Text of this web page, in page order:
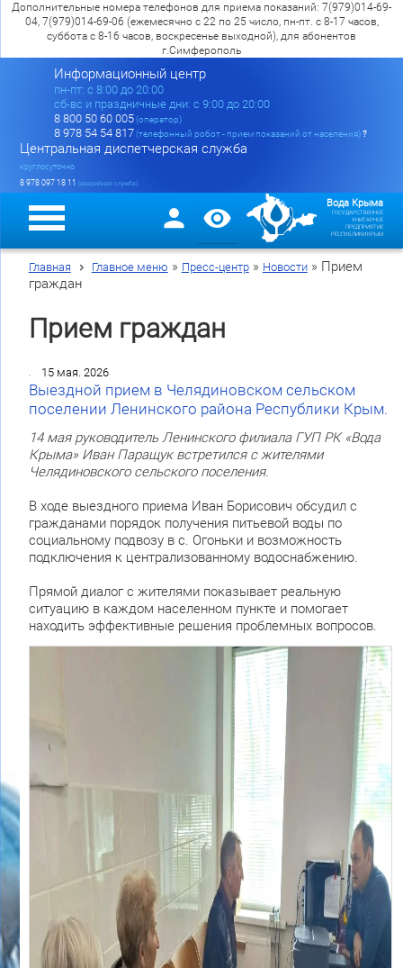
Дополнительные номера телефонов для приема показаний: 7(979)014-69-
04, 7(979)014-69-06 (ежемесячно с 22 по 25 число, пн-пт. с 8-17 часов,
суббота с 8-16 часов, воскресенье выходной), для абонентов
г.Симферополь
Информационный центр
пн-пт: c 8:00 до 20:00
сб-вс и праздничные дни: с 9:00 до 20:00
8 800 50 60 005(оператор)
8 978 54 54 817(телефонный робот - прием показаний от населения)?
Центральная диспетчерская служба
круглосуточно
8 978 097 18 11 (аварийная служба)
Вода Крыма
ГОСУДАРСТВЕННОЕ
УНИТАРНОЕ
ПРЕДПРИЯТИЕ
РЕСПУБЛИКИ КРЫМ
Главная Главное меню » Пресс-центр» Новости» Прием
граждан
Прием граждан
15 мая. 2026
Выездной прием в Челядиновском сельском
поселении Ленинского района Республики Крым.
14 мая руководитель Ленинского филиала ГУП РК «Вода
Крыма» Иван Паращук встретился с жителями
Челядиновского сельского поселения.
В ходе выездного приема Иван Борисович обсудил с
гражданами порядок получения питьевой воды по
социальному подвозу в с. Огоньки и возможность
подключения к централизованному водоснабжению.
Прямой диалог с жителями показывает реальную
ситуацию в каждом населенном пункте и помогает
находить эффективные решения проблемных вопросов.